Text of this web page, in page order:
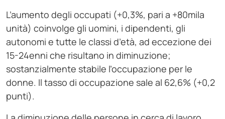
L’aumento degli occupati (+0,3%, pari a +80mila
unità) coinvolge gli uomini, i dipendenti, gli
autonomi e tutte le classi d’età, ad eccezione dei
15-24enni che risultano in diminuzione;
sostanzialmente stabile l’occupazione per le
donne. Il tasso di occupazione sale al 62,6% (+0,2
punti).